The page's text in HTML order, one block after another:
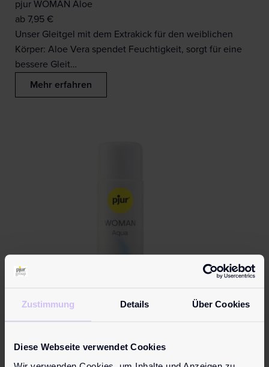
Zustimmung Details Über Cookies
Diese Webseite verwendet Cookies
pjur WOMAN Aloe
ab 7,95 €
Unser Gleitgel mit dem Extrakick für den weiblichen
Körper: Aloe Vera spendet Feuchtigkeit, sorgt für eine
bessere Gleit…
Mehr erfahren
pjur WOMAN Aqua